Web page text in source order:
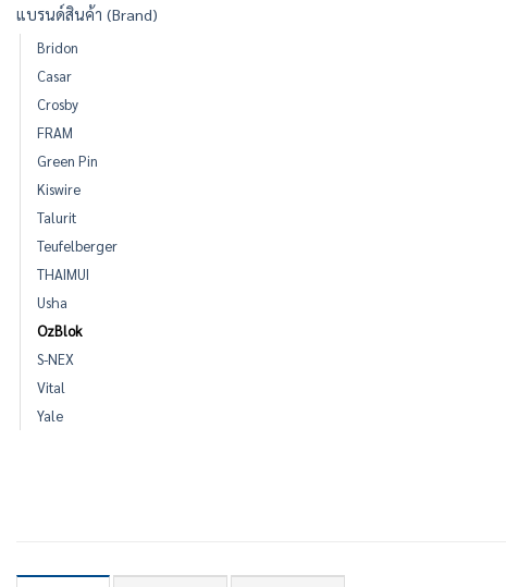
แบรนด์สินค้า (Brand)
Bridon
Casar
Crosby
FRAM
Green Pin
Kiswire
Talurit
Teufelberger
THAIMUI
Usha
OzBlok
S-NEX
Vital
Yale